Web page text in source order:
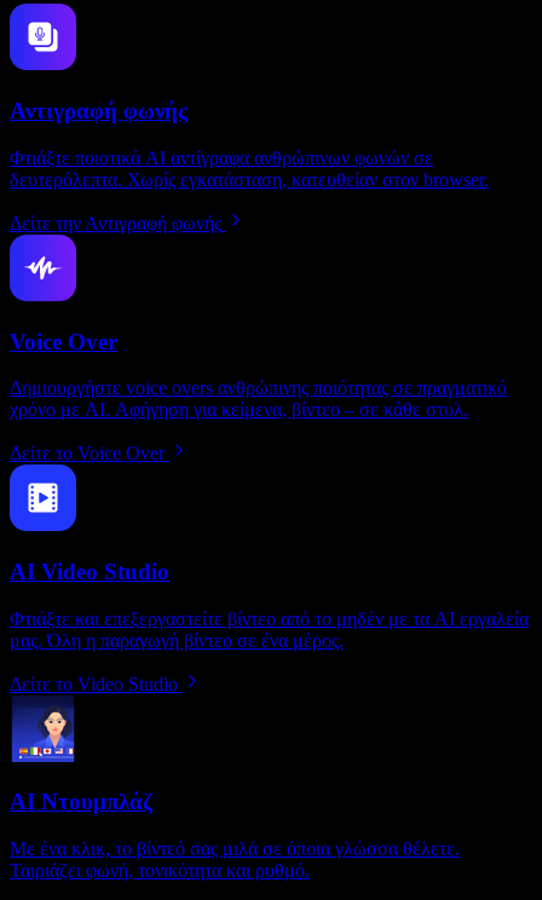
Αντιγραφή φωνής
Φτιάξτε ποιοτικά AI αντίγραφα ανθρώπινων φωνών σε
δευτερόλεπτα. Χωρίς εγκατάσταση, κατευθείαν στον browser.
Δείτε την Αντιγραφή φωνής
Voice Over
Δημιουργήστε voice overs ανθρώπινης ποιότητας σε πραγματικό
χρόνο με AI. Αφήγηση για κείμενα, βίντεο – σε κάθε στυλ.
Δείτε το Voice Over
AI Video Studio
Φτιάξτε και επεξεργαστείτε βίντεο από το μηδέν με τα AI εργαλεία
μας. Όλη η παραγωγή βίντεο σε ένα μέρος.
Δείτε το Video Studio
AI Ντουμπλάζ
Με ένα κλικ, το βίντεό σας μιλά σε όποια γλώσσα θέλετε.
Ταιριάζει φωνή, τονικότητα και ρυθμό.